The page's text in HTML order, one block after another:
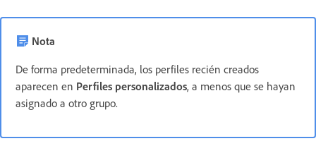
Nota
De forma predeterminada, los perfiles recién creados
aparecen en Perfiles personalizados, a menos que se hayan
asignado a otro grupo.